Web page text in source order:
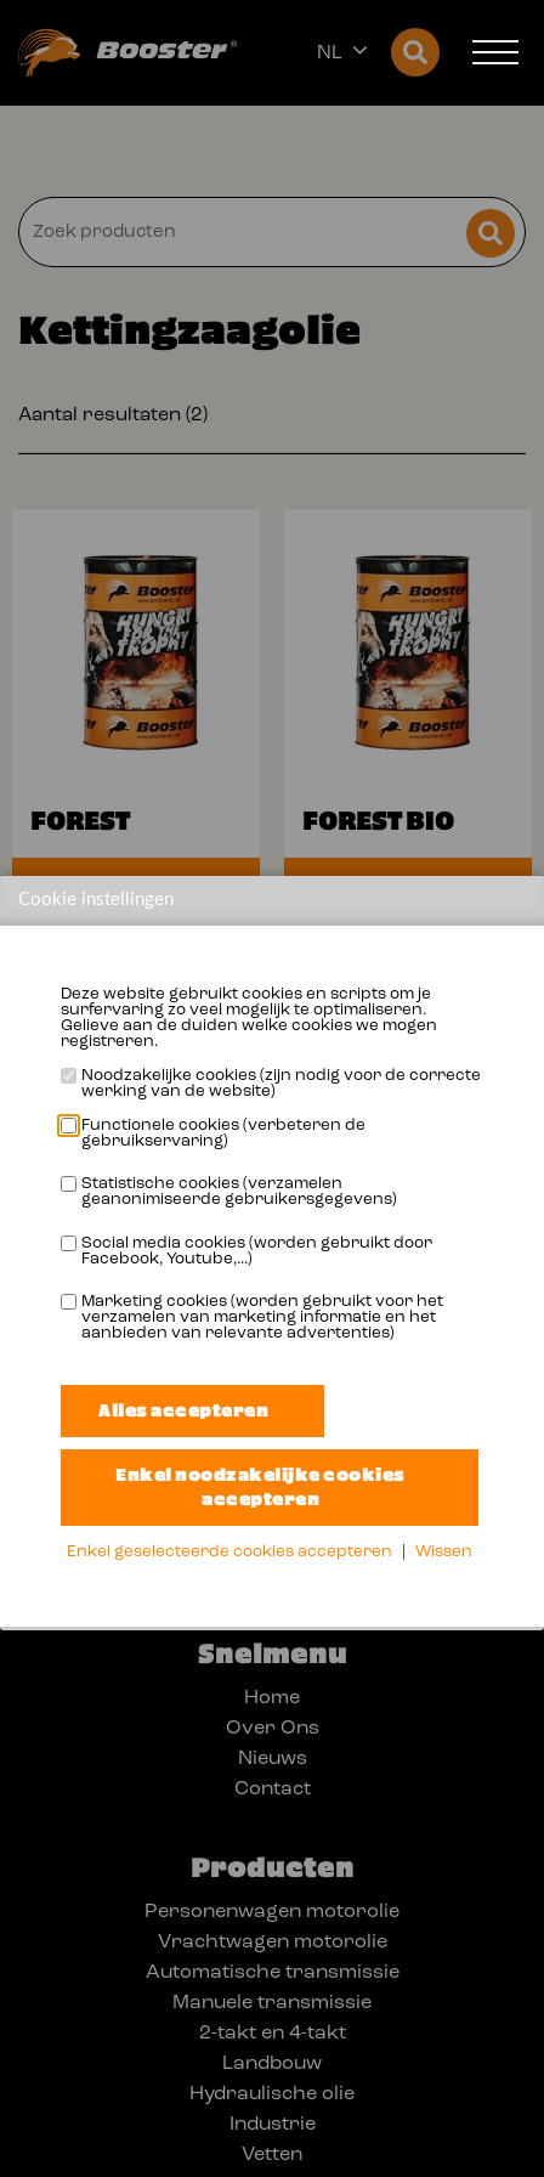
NL
Kettingzaagolie
Aantal resultaten (2)
FOREST
Meer info
FOREST BIO
Meer info
Adres
Oudenaardestraat 49
Info
info@booster-oil.com
Snelmenu
Home
Over Ons
Nieuws
Contact
Producten
Personenwagen motorolie
Vrachtwagen motorolie
Automatische transmissie
Manuele transmissie
2-takt en 4-takt
Landbouw
Hydraulische olie
Industrie
Vetten
Cookie instellingen
Deze website gebruikt cookies en scripts om je
surfervaring zo veel mogelijk te optimaliseren.
Gelieve aan de duiden welke cookies we mogen
registreren.
Noodzakelijke cookies (zijn nodig voor de correcte
werking van de website)
Functionele cookies (verbeteren de
gebruikservaring)
Statistische cookies (verzamelen
geanonimiseerde gebruikersgegevens)
Social media cookies (worden gebruikt door
Facebook, Youtube,...)
Marketing cookies (worden gebruikt voor het
verzamelen van marketing informatie en het
aanbieden van relevante advertenties)
Enkel geselecteerde cookies accepteren Wissen